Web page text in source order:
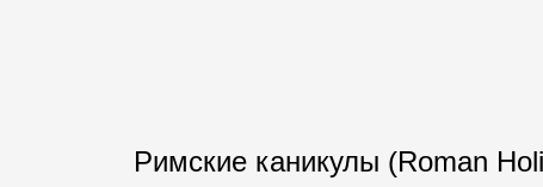
Римские каникулы (Roman